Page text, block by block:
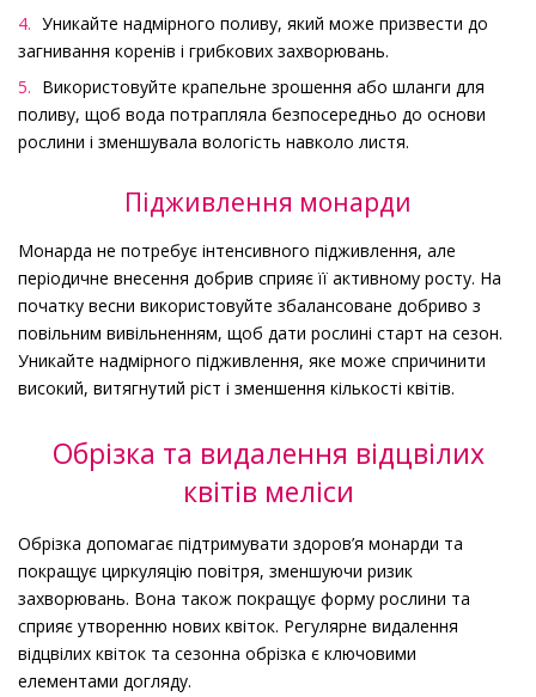
Уникайте надмірного поливу, який може призвести до
загнивання коренів і грибкових захворювань.
Використовуйте крапельне зрошення або шланги для
поливу, щоб вода потрапляла безпосередньо до основи
рослини і зменшувала вологість навколо листя.
Підживлення монарди
Монарда не потребує інтенсивного підживлення, але
періодичне внесення добрив сприяє її активному росту. На
початку весни використовуйте збалансоване добриво з
повільним вивільненням, щоб дати рослині старт на сезон.
Уникайте надмірного підживлення, яке може спричинити
високий, витягнутий ріст і зменшення кількості квітів.
Обрізка та видалення відцвілих
квітів меліси
Обрізка допомагає підтримувати здоров’я монарди та
покращує циркуляцію повітря, зменшуючи ризик
захворювань. Вона також покращує форму рослини та
сприяє утворенню нових квіток. Регулярне видалення
відцвілих квіток та сезонна обрізка є ключовими
елементами догляду.